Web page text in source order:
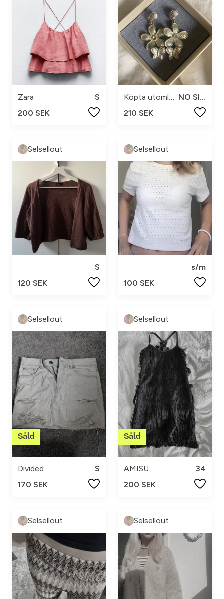
Zara
S
200 SEK
Köpta utomlands
NO SIZE
210 SEK
Selsellout
S
120 SEK
Selsellout
s/m
100 SEK
Selsellout
Divided
S
170 SEK
Selsellout
AMISU
34
200 SEK
Selsellout Selsellout